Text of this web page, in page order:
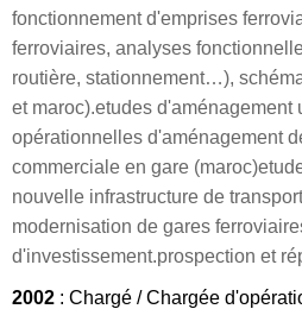
fonctionnement d'emprises
ferroviaires, analyses
routière, stationnement…),
et maroc).etudes
opérationnelles d'aménagement
commerciale en gare
nouvelle infrastructure de
modernisation de gares
d'investissement.prospection et
2002 : Chargé / Chargée